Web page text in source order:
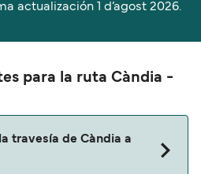
actualización
1 d’agost 2026.
para la ruta Càndia -
travesía de Càndia a